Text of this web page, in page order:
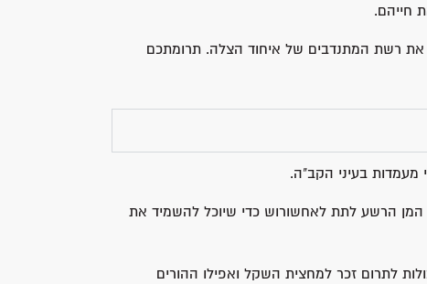
חייהם.
את רשת המתנדבים של איחוד הצלה. תרומתכם
מעמדות בעיני הקב"ה.
הרשע לתת לאחשורוש כדי שיוכל להשמיד את
לתרום זכר למחצית השקל ואפילו ההורים